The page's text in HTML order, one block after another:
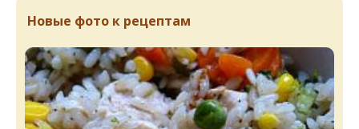
Новые фото к рецептам